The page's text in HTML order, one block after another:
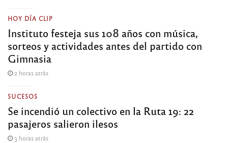
HOY DÍA CLIP
Instituto festeja sus 108 años con música,
sorteos y actividades antes del partido con
Gimnasia
2 horas atrás
SUCESOS
Se incendió un colectivo en la Ruta 19: 22
pasajeros salieron ilesos
3 horas atrás